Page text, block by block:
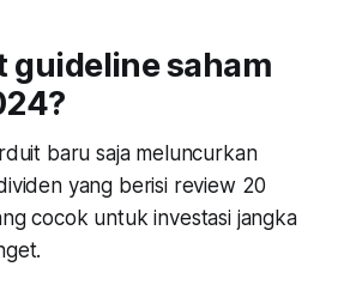
guideline saham
baru saja meluncurkan
yang berisi review 20
cocok untuk investasi jangka